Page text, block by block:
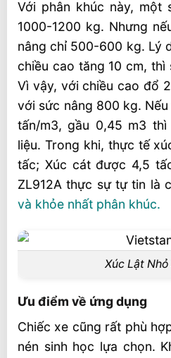
Với phân khúc này, một
1000-1200 kg. Nhưng
nâng chỉ 500-600 kg. Lý
chiều cao tăng 10 cm,
Vì vậy, với chiều cao đổ
với sức nâng 800 kg.
tấn/m3, gầu 0,45 m3
liệu. Trong khi, thực tế
tấc; Xúc cát được 4,5
ZL912A thực sự tự tin là
và khỏe nhất phân khúc.
Xúc Lật Nhỏ
Ưu điểm về ứng dụng
Chiếc xe cũng rất phù
nén sinh học lựa chọn.